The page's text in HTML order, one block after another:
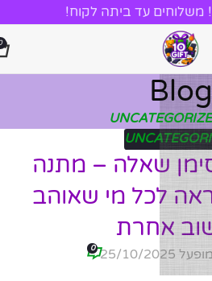
משלוחים עד ביתה לקוח!
Blog
שאלה – מתנה
לכל מי שאוהב
אחרת
מופעל 25/10/2025 0